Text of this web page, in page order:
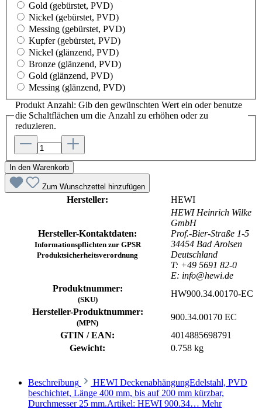
Gold (gebürstet, PVD)
Nickel (gebürstet, PVD)
Messing (gebürstet, PVD)
Kupfer (gebürstet, PVD)
Nickel (glänzend, PVD)
Bronze (glänzend, PVD)
Gold (glänzend, PVD)
Messing (glänzend, PVD)
Produkt Anzahl: Gib den gewünschten Wert ein oder benutze
die Schaltflächen um die Anzahl zu erhöhen oder zu
reduzieren.
In den Warenkorb
Zum Wunschzettel hinzufügen
Hersteller: HEWI
Hersteller-Kontaktdaten:
Informationspflichten zur GPSR
Produktsicherheitsverordnung
HEWI Heinrich Wilke
GmbH
Prof.-Bier-Straße 1-5
34454 Bad Arolsen
Deutschland
T: +49 5691 82-0
E: info@hewi.de
Produktnummer:
(SKU)
HW900.34.00170-EC
Hersteller-Produktnummer:
(MPN)
900.34.00170 EC
GTIN / EAN:
4014885698791
Gewicht:
0.758 kg
Beschreibung
HEWI DeckenabhängungEdelstahl, PVD
beschichtet, Länge 400 mm, bis auf 200 mm kürzbar,
Durchmesser 25 mm.Artikel: HEWI 900.34… Mehr